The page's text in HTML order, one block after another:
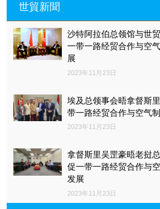
世貿新聞
沙特阿拉伯总领馆与世
一带一路经贸合作与空
展
2023年11月23日
埃及总领事会晤拿督斯
带一路经贸合作与空气
2023年11月23日
拿督斯里吴罡豪晤老挝
促一带一路经贸合作与
发展
2023年11月23日